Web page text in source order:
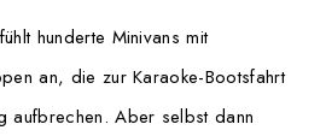
hunderte Minivans mit
an, die zur Karaoke-Bootsfahrt
aufbrechen. Aber selbst dann